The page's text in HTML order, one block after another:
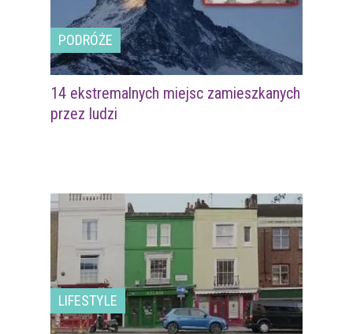
PODRÓŻE
14 ekstremalnych miejsc zamieszkanych
przez ludzi
LIFESTYLE